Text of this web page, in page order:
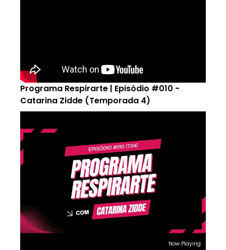
Programa Respirarte | Episódio #010 -
Catarina Zidde (Temporada 4)
Now Playing